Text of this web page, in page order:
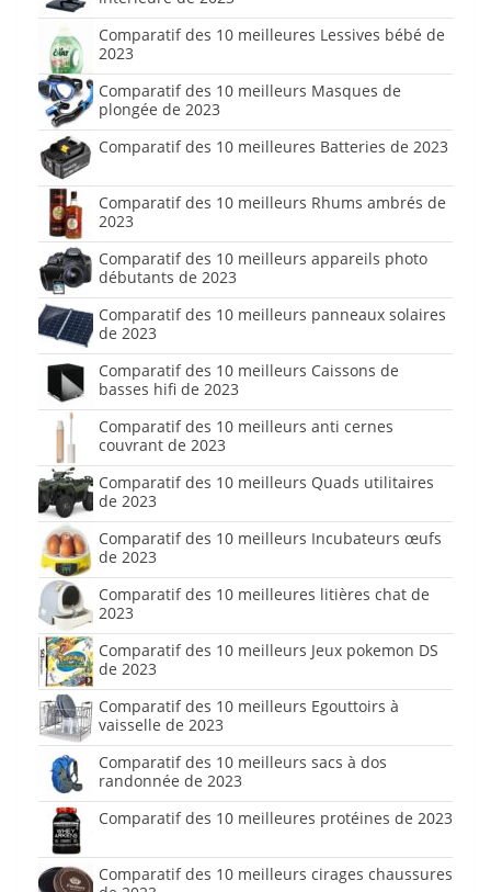
Comparatif des 10 meilleures Lessives bébé de
2023
Comparatif des 10 meilleurs Masques de
plongée de 2023
Comparatif des 10 meilleures Batteries de 2023
Comparatif des 10 meilleurs Rhums ambrés de
2023
Comparatif des 10 meilleurs appareils photo
débutants de 2023
Comparatif des 10 meilleurs panneaux solaires
de 2023
Comparatif des 10 meilleurs Caissons de
basses hifi de 2023
Comparatif des 10 meilleurs anti cernes
couvrant de 2023
Comparatif des 10 meilleurs Quads utilitaires
de 2023
Comparatif des 10 meilleurs Incubateurs œufs
de 2023
Comparatif des 10 meilleures litières chat de
2023
Comparatif des 10 meilleurs Jeux pokemon DS
de 2023
Comparatif des 10 meilleurs Egouttoirs à
vaisselle de 2023
Comparatif des 10 meilleurs sacs à dos
randonnée de 2023
Comparatif des 10 meilleures protéines de 2023
Comparatif des 10 meilleurs cirages chaussures